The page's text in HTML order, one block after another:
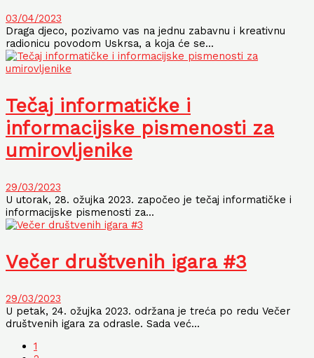
03/04/2023
Draga djeco, pozivamo vas na jednu zabavnu i kreativnu
radionicu povodom Uskrsa, a koja će se...
Tečaj informatičke i
informacijske pismenosti za
umirovljenike
29/03/2023
U utorak, 28. ožujka 2023. započeo je tečaj informatičke i
informacijske pismenosti za...
Večer društvenih igara #3
29/03/2023
U petak, 24. ožujka 2023. održana je treća po redu Večer
društvenih igara za odrasle. Sada već...
1